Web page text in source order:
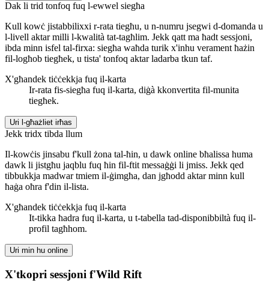
Dak li trid tonfoq fuq l-ewwel siegħa
Kull kowċ jistabbilixxi r-rata tiegħu, u n-numru jsegwi d-domanda u
l-livell aktar milli l-kwalità tat-tagħlim. Jekk qatt ma ħadt sessjoni,
ibda minn isfel tal-firxa: siegħa waħda turik x'inhu verament ħażin
fil-logħob tiegħek, u tista' tonfoq aktar ladarba tkun taf.
X'għandek tiċċekkja fuq il-karta
Ir-rata fis-siegħa fuq il-karta, diġà kkonvertita fil-munita
tiegħek.
Uri l-għażliet irħas
Jekk tridx tibda llum
Il-kowċis jinsabu f'kull żona tal-ħin, u dawk online bħalissa huma
dawk li jistgħu jaqblu fuq ħin fil-ftit messaġġi li jmiss. Jekk qed
tibbukkja madwar tmiem il-ġimgħa, dan jgħodd aktar minn kull
ħaġa oħra f'din il-lista.
X'għandek tiċċekkja fuq il-karta
It-tikka ħadra fuq il-karta, u t-tabella tad-disponibbiltà fuq il-
profil tagħhom.
Uri min hu online
X'tkopri sessjoni f'Wild Rift